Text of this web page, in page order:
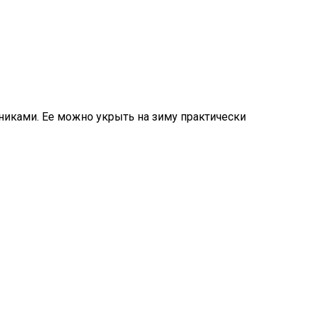
Ее можно укрыть на зиму практически